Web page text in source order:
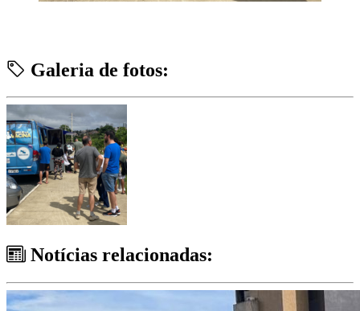
Galeria de fotos:
Notícias relacionadas: